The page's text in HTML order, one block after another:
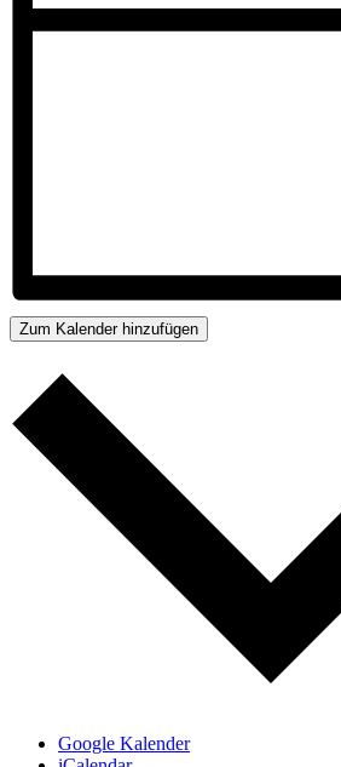
Zum Kalender hinzufügen
Google Kalender